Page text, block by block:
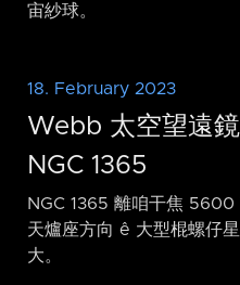
宙紗球。
18. February 2023
Webb 太空望遠
NGC 1365
NGC 1365 離咱干焦 5600
天爐座方向 ê 大型棍螺仔
大。